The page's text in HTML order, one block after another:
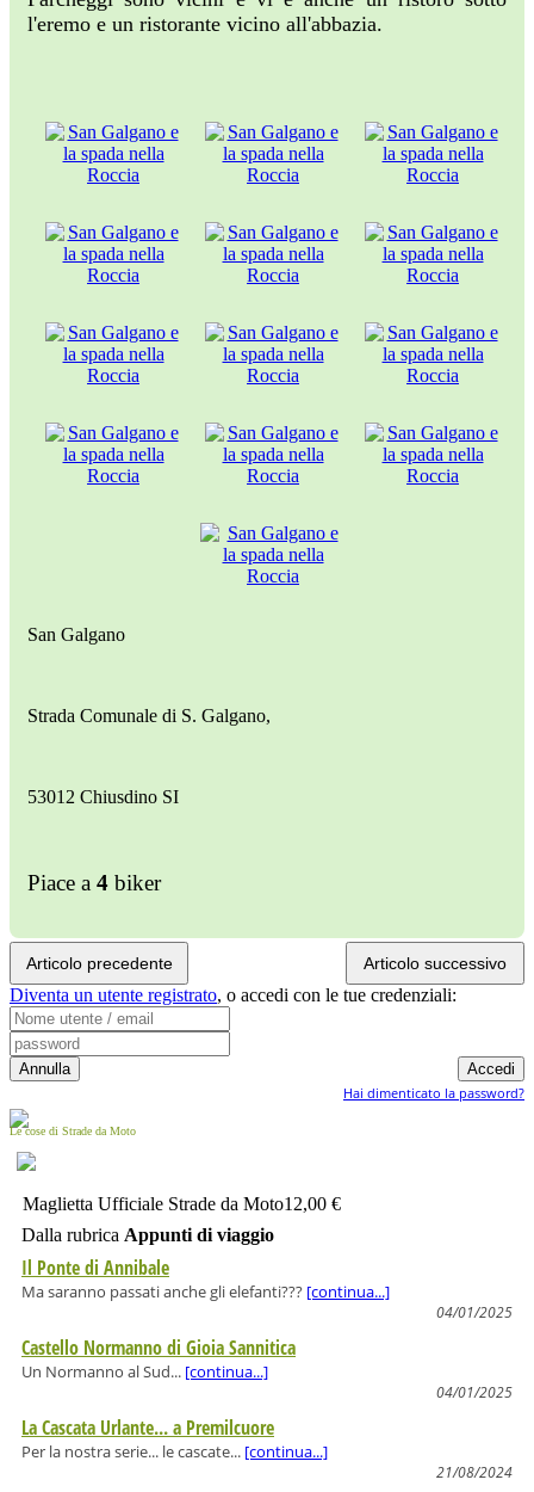
l'eremo e un ristorante vicino all'abbazia.
San Galgano
Strada Comunale di S. Galgano,
53012 Chiusdino SI
Piace a 4 biker
Articolo precedente Articolo successivo
Diventa un utente registrato, o accedi con le tue credenziali:
Hai dimenticato la password?
Le cose di Strade da Moto
Maglietta Ufficiale Strade da Moto12,00 €
Dalla rubrica Appunti di viaggio
Il Ponte di Annibale
Ma saranno passati anche gli elefanti??? [continua...]
04/01/2025
Castello Normanno di Gioia Sannitica
Un Normanno al Sud... [continua...]
04/01/2025
La Cascata Urlante... a Premilcuore
Per la nostra serie... le cascate... [continua...]
21/08/2024